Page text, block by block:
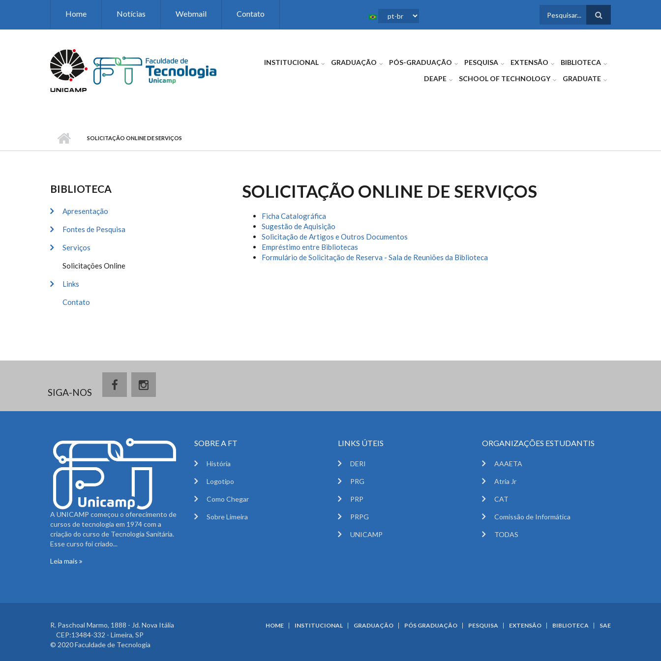
Home Notícias Webmail Contato
FORMULÁRIO
INSTITUCIONAL GRADUAÇÃO PÓS-GRADUAÇÃO PESQUISA EXTENSÃO
BIBLIOTECA
DEAPE
SCHOOL OF TECHNOLOGY GRADUATE
SOLICITAÇÃO ONLINE DE SERVIÇOS
BIBLIOTECA
Apresentação
Fontes de Pesquisa
Serviços
Solicitações Online
Links
Contato
SOLICITAÇÃO ONLINE DE SERVIÇOS
Ficha Catalográfica
Sugestão de Aquisição
Solicitação de Artigos e Outros Documentos
Empréstimo entre Bibliotecas
Formulário de Solicitação de Reserva - Sala de Reuniões da Biblioteca
SIGA-NOS
A UNICAMP começou o oferecimento de
cursos de tecnologia em 1974 com a
criação do curso de Tecnologia Sanitária.
Esse curso foi criado...
Leia mais
SOBRE A FT
História
Logotipo
Como Chegar
Sobre Limeira
LINKS ÚTEIS
DERI
PRG
PRP
PRPG
UNICAMP
ORGANIZAÇÕES ESTUDANTIS
AAAETA
Atria Jr
CAT
Comissão de Informática
TODAS
R. Paschoal Marmo, 1888 - Jd. Nova Itália
CEP:13484-332 - Limeira, SP
© 2020 Faculdade de Tecnologia
HOME INSTITUCIONAL GRADUAÇÃO PÓS GRADUAÇÃO PESQUISA EXTENSÃO BIBLIOTECA SAE